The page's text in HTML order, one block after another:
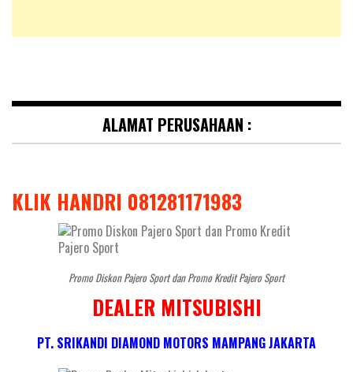
ALAMAT PERUSAHAAN :
KLIK HANDRI 081281171983
Promo Diskon Pajero Sport dan Promo Kredit Pajero Sport
DEALER MITSUBISHI
PT. SRIKANDI DIAMOND MOTORS MAMPANG JAKARTA